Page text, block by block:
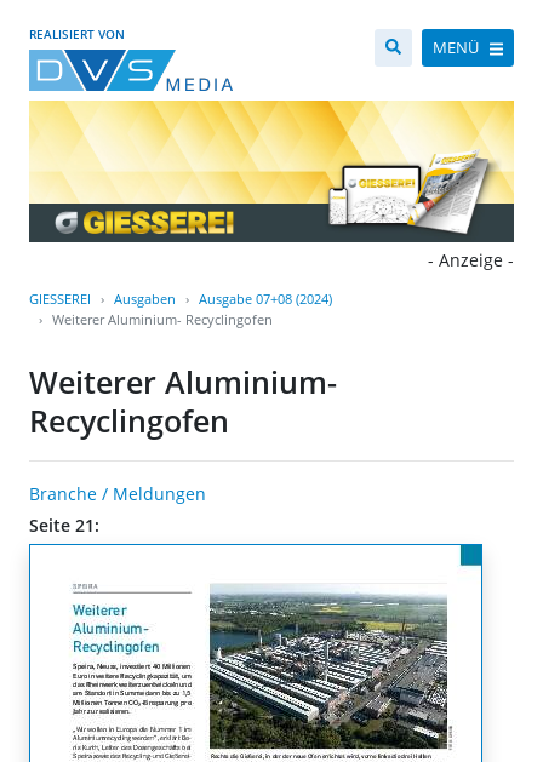
REALISIERT VON
MENÜ
- Anzeige -
GIESSEREI Ausgaben
Ausgabe 07+08 (2024)
Weiterer Aluminium- Recyclingofen
Weiterer Aluminium-
Recyclingofen
Branche / Meldungen
Seite 21: